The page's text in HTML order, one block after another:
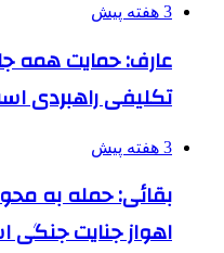
3 هفته پیش
عارف: حمایت همه
تکلیفی راهبردی
3 هفته پیش
بقائی: حمله به
اهواز جنایت